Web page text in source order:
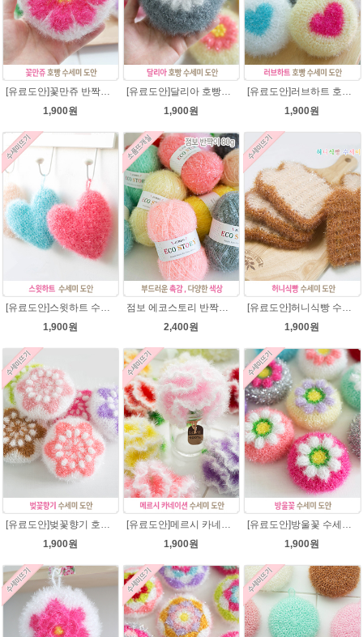
1,900원
1,900원
1,900원
[유료도안]스윗하트 수세미뜨기 도안(수세미실은 옵션에서 추가구매 가능)예쁜수세미뜨기/빤짝이 수세미실/웰빙수세미실/고급수세미실/하트뜨기 반짝이수세미 하트수세미
1,900원
점보 에코스토리 반짝이 80g 대용량 수세미뜨기 뜨개실 친환경소품 뜨개질실//웰빙수세미실/반짝이수세미실/반짝이뜨개실/ 수세미실/대용량수세미/빤짝이실
2,400원
[유료도안]허니식빵 수세미뜨기 코바늘뜨기도안 /수세미뜨기/수세미실/반짝이수세미/반짝이실/수세미실 웰빙수세미 퐁퐁수세미 식빵 코바늘수세미
1,900원
[유료도안]벚꽃향기 호빵수세미뜨기 도안(수세미실은 옵션에서 추가구매 가능)/수세미뜨기/수세미실/반짝이수세미/반짝이실/별수세미 호빵수세미 웰빙수세미 퐁퐁수세미 코바늘수세미
1,900원
[유료도안]메르시 카네이션수세미 뜨기 도안(수세미실은 옵션에서 추가구매 가능)/카네이션수세미/별호빵수세미처럼 예쁜 수세미뜨기/수세미실 카네이션만들기 /웰빙수세미실 카네이션도안/고급수세미실/꽃수세미
1,900원
[유료도안]방울꽃 수세미뜨기 도안(수세미실은 옵션에서 추가구매 가능)/방울꽃수세미/별호빵수세미처럼 예쁜수세미뜨기/수세미실/퐁퐁수세미/웰빙수세미실/고급수세미실/꽃수세미/봄꽃향기수세미
1,900원